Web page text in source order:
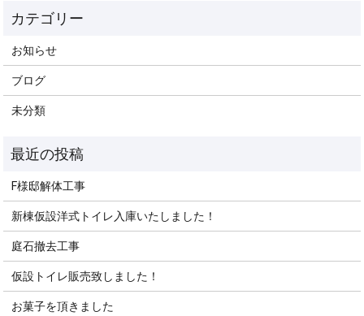
お知らせ
ブログ
未分類
F様邸解体工事
新棟仮設洋式トイレ入庫いたしました！
庭石撤去工事
仮設トイレ販売致しました！
お菓子を頂きました